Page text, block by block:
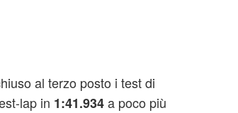
al terzo posto i test di
lap in 1:41.934a poco più